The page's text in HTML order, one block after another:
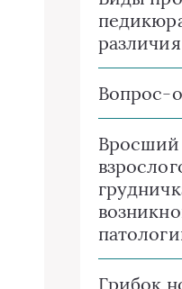
различия
Вопрос-
Вросший
Грибок